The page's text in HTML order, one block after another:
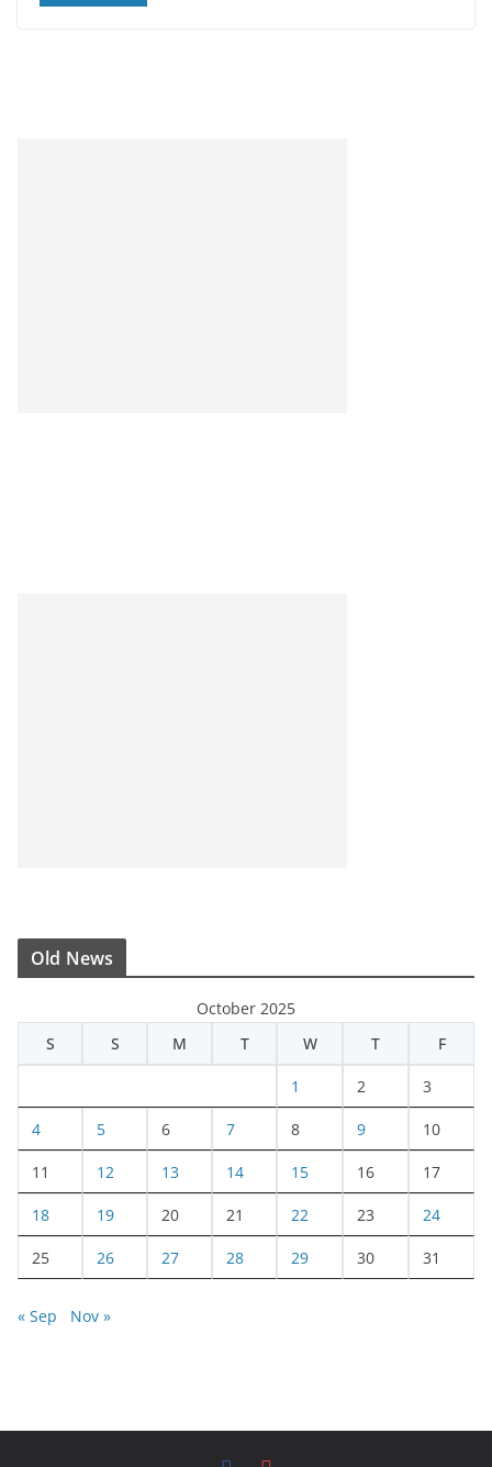
Old News
October 2025
S
S M T W T F
1 2 3
4 5 6 7 8 9 10
11 12 13 14 15 16 17
18 19 20 21 22 23 24
25 26 27 28 29 30 31
« Sep Nov »